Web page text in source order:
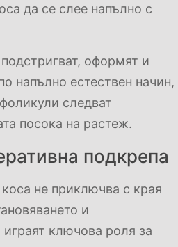
да се слее напълно с
оформят и
напълно естествен начин,
следват
посока на растеж.
подкрепа
не приключва с края
и
ключова роля за